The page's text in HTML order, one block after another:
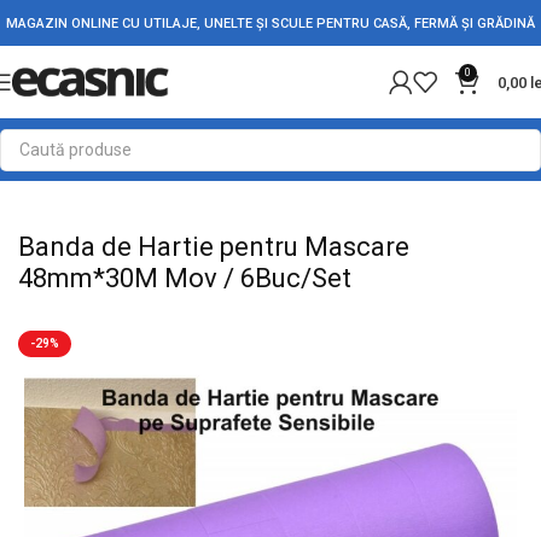
MAGAZIN ONLINE CU UTILAJE, UNELTE ȘI SCULE PENTRU CASĂ, FERMĂ ȘI GRĂDINĂ
0
0,00
Prima pagină Conectica Banda Izolatoare & Adeziva
Banda de Hartie pentru Mascare
48mm*30M Mov / 6Buc/Set
-29%